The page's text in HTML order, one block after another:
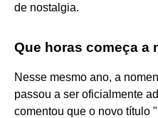
de nostalgia.
Que horas começa a
Nesse mesmo ano, a
passou a ser oficialmente
comentou que o novo título